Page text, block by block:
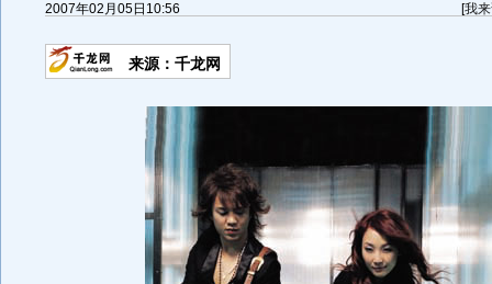
2007年02月05日10:56 [我
来源：千龙网